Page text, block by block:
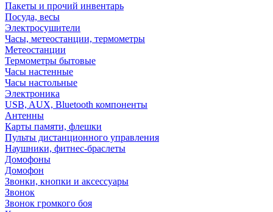
Пакеты и прочий инвентарь
Посуда, весы
Электросушители
Часы, метеостанции, термометры
Метеостанции
Термометры бытовые
Часы настенные
Часы настольные
Электроника
USB, AUX, Bluetooth компоненты
Антенны
Карты памяти, флешки
Пульты дистанционного управления
Наушники, фитнес-браслеты
Домофоны
Домофон
Звонки, кнопки и аксессуары
Звонок
Звонок громкого боя